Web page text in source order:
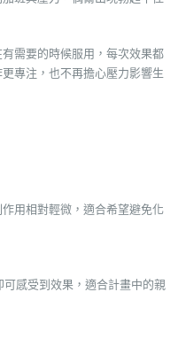
需要的時候服用，每次效果都
專注，也不再擔心壓力影響生
用相對輕微，適合希望避免化
感受到效果，適合計畫中的親